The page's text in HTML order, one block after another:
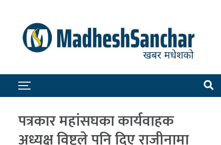
पत्रकार महांसघका कार्यवाहक
अध्यक्ष विष्टले पनि दिए राजीनामा